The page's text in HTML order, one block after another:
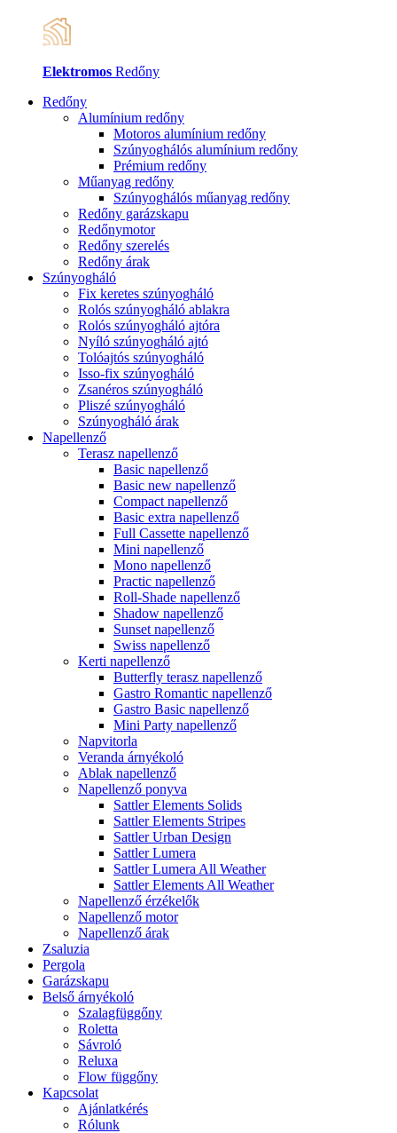
Elektromos Redőny
Redőny
Alumínium redőny
Motoros alumínium redőny
Szúnyoghálós alumínium redőny
Prémium redőny
Műanyag redőny
Szúnyoghálós műanyag redőny
Redőny garázskapu
Redőnymotor
Redőny szerelés
Redőny árak
Szúnyogháló
Fix keretes szúnyogháló
Rolós szúnyogháló ablakra
Rolós szúnyogháló ajtóra
Nyíló szúnyogháló ajtó
Tolóajtós szúnyogháló
Isso-fix szúnyogháló
Zsanéros szúnyogháló
Pliszé szúnyogháló
Szúnyogháló árak
Napellenző
Terasz napellenző
Basic napellenző
Basic new napellenző
Compact napellenző
Basic extra napellenző
Full Cassette napellenző
Mini napellenző
Mono napellenző
Practic napellenző
Roll-Shade napellenző
Shadow napellenző
Sunset napellenző
Swiss napellenző
Kerti napellenző
Butterfly terasz napellenző
Gastro Romantic napellenző
Gastro Basic napellenző
Mini Party napellenző
Napvitorla
Veranda árnyékoló
Ablak napellenző
Napellenző ponyva
Sattler Elements Solids
Sattler Elements Stripes
Sattler Urban Design
Sattler Lumera
Sattler Lumera All Weather
Sattler Elements All Weather
Napellenző érzékelők
Napellenző motor
Napellenző árak
Zsaluzia
Pergola
Garázskapu
Belső árnyékoló
Szalagfüggőny
Roletta
Sávroló
Reluxa
Flow függőny
Kapcsolat
Ajánlatkérés
Rólunk